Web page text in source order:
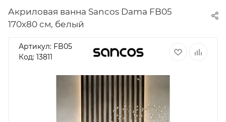
Акриловая ванна Sancos Dama FB05
170х80 см, белый
Артикул: FB05
Код: 13811